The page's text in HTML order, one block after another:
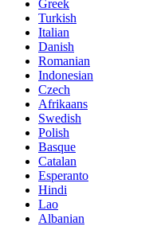
Greek
Turkish
Italian
Danish
Romanian
Indonesian
Czech
Afrikaans
Swedish
Polish
Basque
Catalan
Esperanto
Hindi
Lao
Albanian